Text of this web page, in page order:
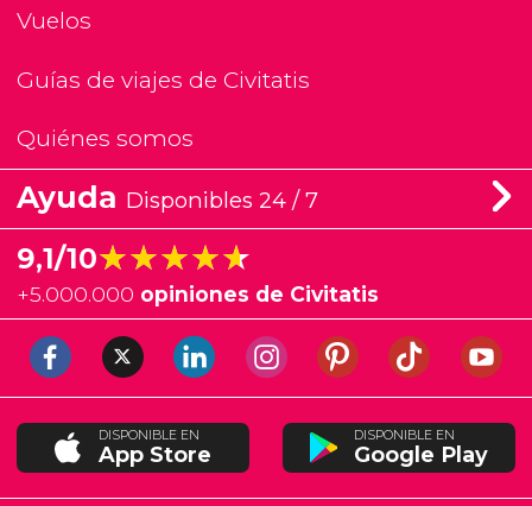
Vuelos
Guías de viajes de Civitatis
Quiénes somos
Ayuda Disponibles 24 / 7
9,1/10★★★★★
★★★★★
+5.000.000 opiniones de Civitatis
DISPONIBLE EN
App Store
DISPONIBLE EN
Google Play